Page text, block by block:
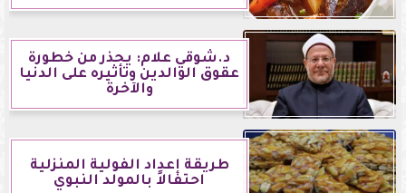
د.شوقي علام: يحذر من خطورة
عقوق الوالدين وتأثيره على الدنيا
والآخرة
طريقة إعداد الفولية المنزلية
احتفالاً بالمولد النبوي